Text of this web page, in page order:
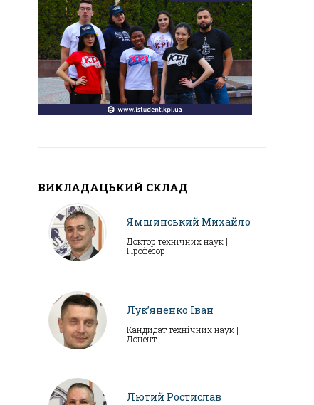
ВИКЛАДАЦЬКИЙ СКЛАД
Ямшинський Михайло
Доктор технічних наук |
Професор
Лук’яненко Іван
Кандидат технічних наук |
Доцент
Лютий Ростислав